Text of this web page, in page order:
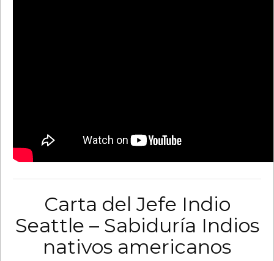
Carta del Jefe Indio
Seattle – Sabiduría Indios
nativos americanos